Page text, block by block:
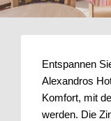
Entspannen
Alexandros
Komfort, mit
werden. Die